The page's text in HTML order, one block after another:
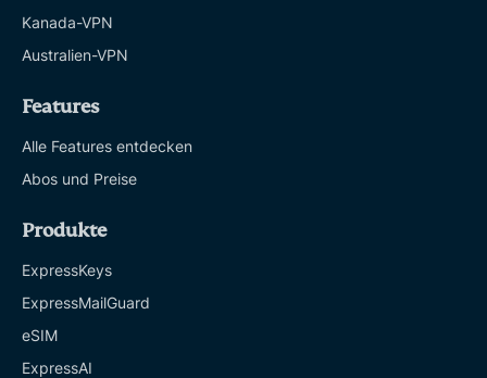
Kanada-VPN
Australien-VPN
Features
Alle Features entdecken
Abos und Preise
Produkte
ExpressKeys
ExpressMailGuard
eSIM
ExpressAI